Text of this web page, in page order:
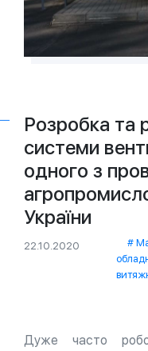
Розробка та
системи
одного з
України
22.10.2020
Дуже часто